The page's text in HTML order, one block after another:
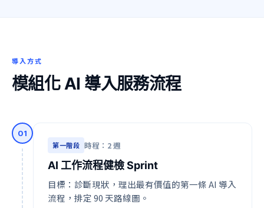
導入方式
模組化 AI 導入服務流程
01
第一階段 時程：2 週
AI 工作流程健檢 Sprint
目標：診斷現狀，理出最有價值的第一條 AI 導入
流程，排定 90 天路線圖。